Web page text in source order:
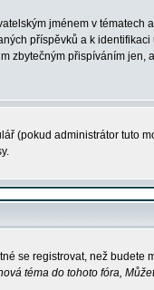
jménem v tématech
příspěvků a k identifikaci
zbytečným přispíváním jen,
(pokud administrátor tuto
se registrovat, než budete
téma do tohoto fóra,